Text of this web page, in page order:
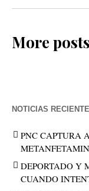
More posts
NOTICIAS
PNC CAPTURA
DEPORTADO Y
CUANDO